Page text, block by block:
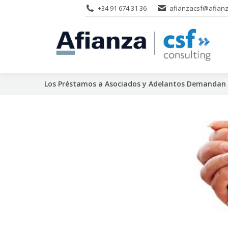
+34 91 674 31 36
Los Préstamos a Asociados y Adelantos